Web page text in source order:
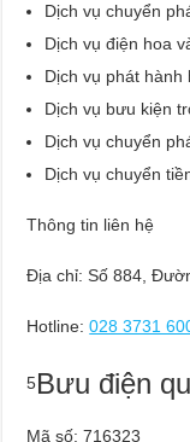
Dịch vụ chuyển
Dịch vụ điện hoa
Dịch vụ phát hành
Dịch vụ bưu kiện
Dịch vụ chuyển
Dịch vụ chuyển
Thông tin liên hệ
Địa chỉ: Số 884,
Hotline: 028 3731
5Bưu điện
Mã số: 716323